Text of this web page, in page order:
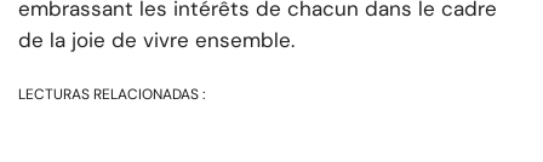
embrassant les intérêts de chacun dans le cadre
de la joie de vivre ensemble.
LECTURAS RELACIONADAS :